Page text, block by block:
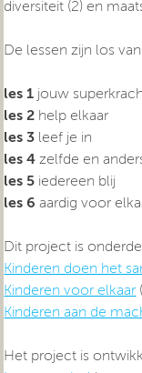
diversiteit (2) en
De lessen zijn los
les 1 jouw
les 2 help elkaar
les 3 leef je in
les 4 zelfde en
les 5 iedereen blij
les 6aardig voor
Dit project is
Kinderen doen het
Kinderen voor elkaar
Kinderen aan de
Het project is